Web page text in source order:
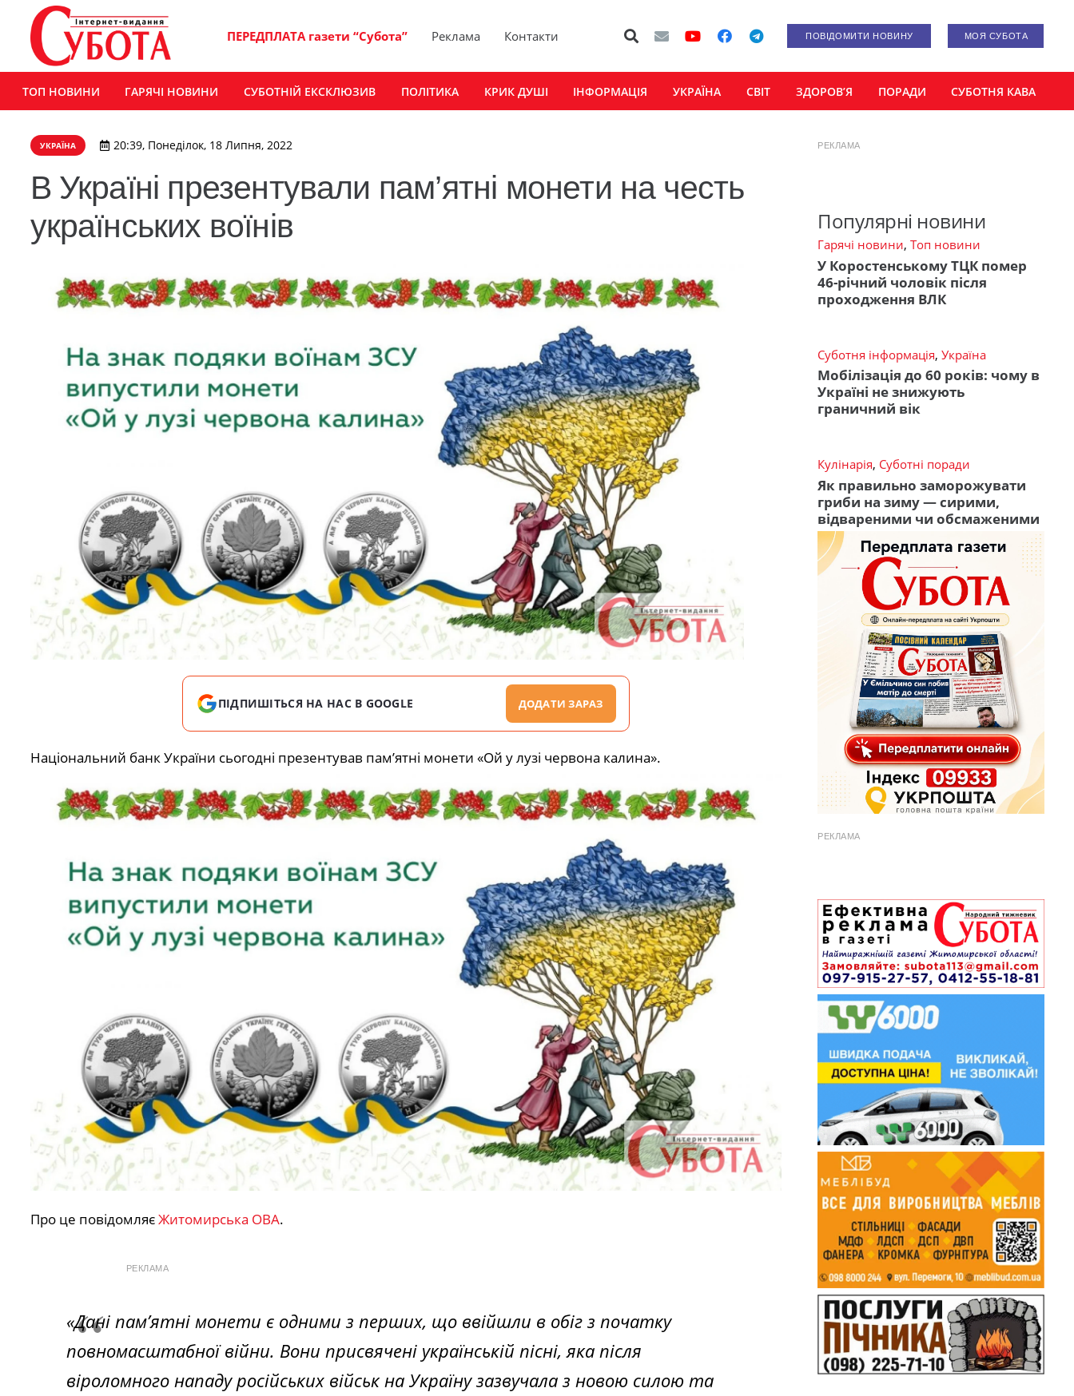
ПЕРЕДПЛАТА газети “Субота” Реклама Контакти ПОВІДОМИТИ НОВИНУ МОЯ СУБОТА
ТОП НОВИНИ ГАРЯЧІ НОВИНИ СУБОТНІЙ ЕКСКЛЮЗИВ ПОЛІТИКА КРИК ДУШІ ІНФОРМАЦІЯ УКРАЇНА СВІТ ЗДОРОВ’Я ПОРАДИ СУБОТНЯ КАВА
УКРАЇНА 20:39, Понеділок, 18 Липня, 2022
В Україні презентували пам’ятні монети на честь
українських воїнів
ПІДПИШІТЬСЯ НА НАС В GOOGLE ДОДАТИ ЗАРАЗ
Національний банк України сьогодні презентував пам’ятні монети «Ой у лузі червона калина».
Про це повідомляєЖитомирська ОВА.
РЕКЛАМА
«Дані пам’ятні монети є одними з перших, що ввійшли в обіг з початку
повномасштабної війни. Вони присвячені українській пісні, яка після
віроломного нападу російських військ на Україну зазвучала з новою силою та
РЕКЛАМА
Популярні новини
Гарячі новини, Топ новини
У Коростенському ТЦК помер
46-річний чоловік після
проходження ВЛК
Суботня інформація, Україна
Мобілізація до 60 років: чому в
Україні не знижують
граничний вік
Кулінарія, Суботні поради
Як правильно заморожувати
гриби на зиму — сирими,
відвареними чи обсмаженими
РЕКЛАМА